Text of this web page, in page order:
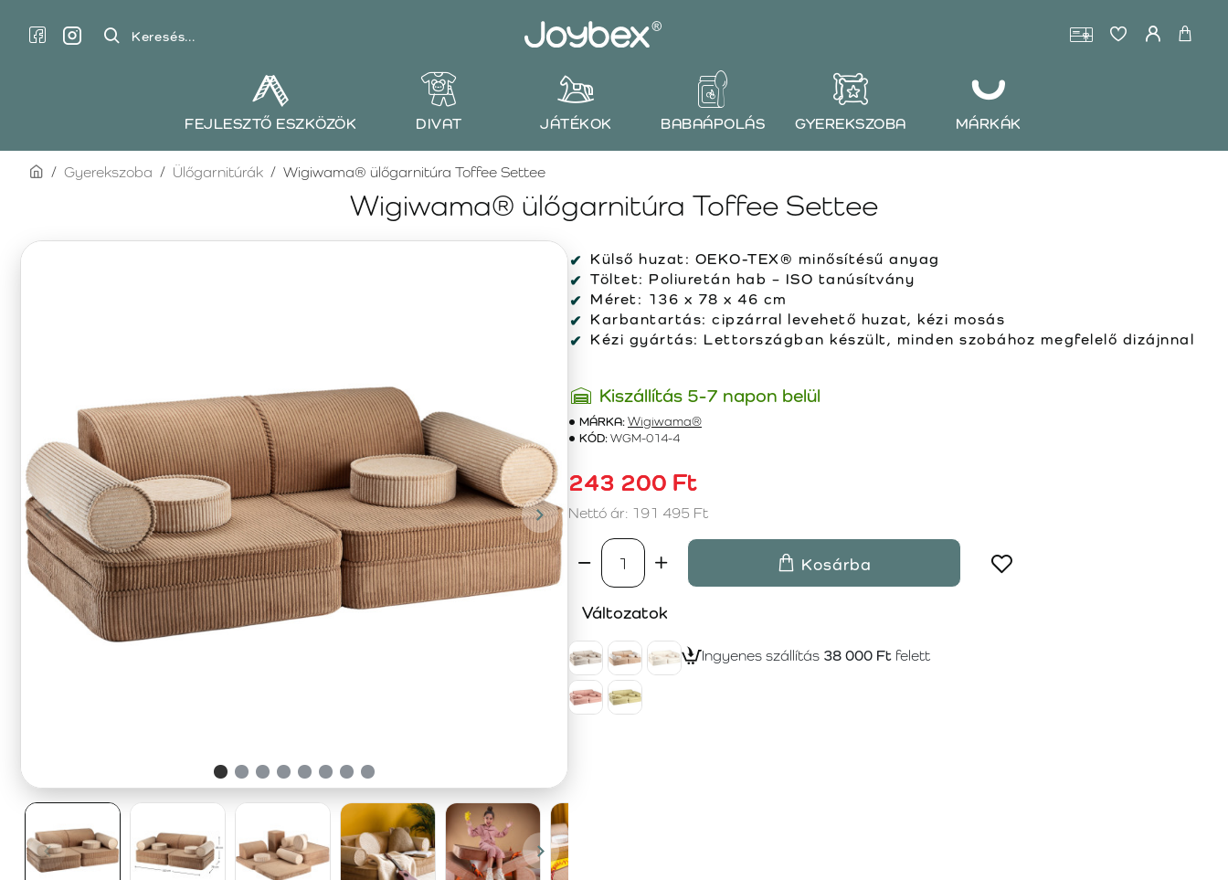
Keresés...
FEJLESZTŐ ESZKÖZÖK DIVAT JÁTÉKOK BABAÁPOLÁS GYEREKSZOBA MÁRKÁK
Wigiwama® ülőgarnitúra Toffee Settee
homeGyerekszoba Ülőgarnitúrák Wigiwama® ülőgarnitúra Toffee Settee
Külső huzat: OEKO-TEX® minősítésű anyag
Töltet: Poliuretán hab – ISO tanúsítvány
Méret: 136 x 78 x 46 cm
Karbantartás: cipzárral levehető huzat, kézi mosás
Kézi gyártás: Lettországban készült, minden szobához megfelelő dizájnnal
Kiszállítás 5-7 napon belül
MÁRKA:Wigiwama®
KÓD:WGM-014-4
243 200 Ft
Nettó ár: 191 495 Ft
Kosárba
Változatok
Ingyenes szállítás 38 000 Ft felett